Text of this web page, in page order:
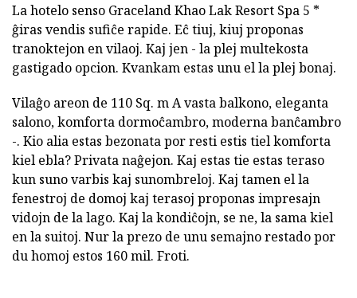
La hotelo senso Graceland Khao Lak Resort Spa 5 *
ĝiras vendis sufiĉe rapide. Eĉ tiuj, kiuj proponas
tranoktejon en vilaoj. Kaj jen - la plej multekosta
gastigado opcion. Kvankam estas unu el la plej bonaj.
Vilaĝo areon de 110 Sq. m A vasta balkono, eleganta
salono, komforta dormoĉambro, moderna banĉambro
-. Kio alia estas bezonata por resti estis tiel komforta
kiel ebla? Privata naĝejon. Kaj estas tie estas teraso
kun suno varbis kaj sunombreloj. Kaj tamen el la
fenestroj de domoj kaj terasoj proponas impresajn
vidojn de la lago. Kaj la kondiĉojn, se ne, la sama kiel
en la suitoj. Nur la prezo de unu semajno restado por
du homoj estos 160 mil. Froti.